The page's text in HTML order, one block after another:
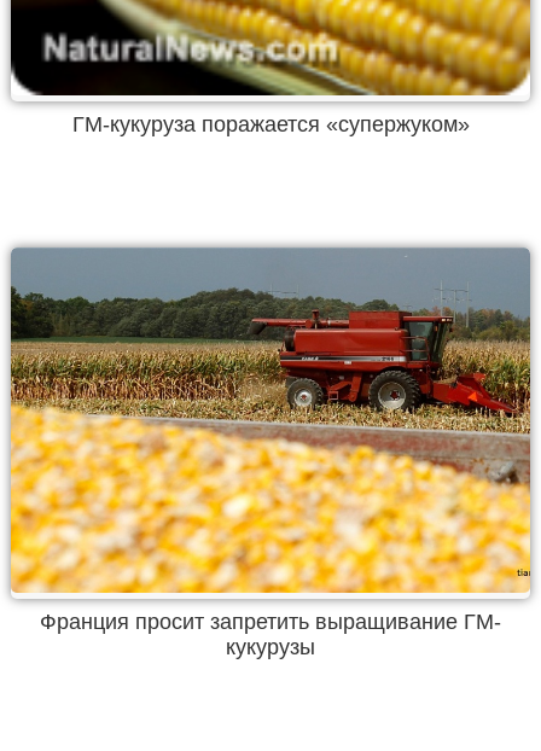
ГМ-кукуруза поражается «супержуком»
Франция просит запретить выращивание ГМ-
кукурузы